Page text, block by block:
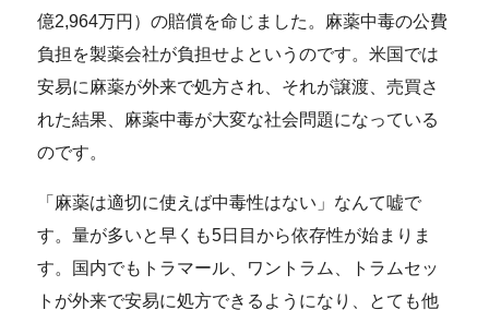
億2,964万円）の賠償を命じました。麻薬中毒の公費
負担を製薬会社が負担せよというのです。米国では
安易に麻薬が外来で処方され、それが譲渡、売買さ
れた結果、麻薬中毒が大変な社会問題になっている
のです。
「麻薬は適切に使えば中毒性はない」なんて嘘で
す。量が多いと早くも5日目から依存性が始まりま
す。国内でもトラマール、ワントラム、トラムセッ
トが外来で安易に処方できるようになり、とても他